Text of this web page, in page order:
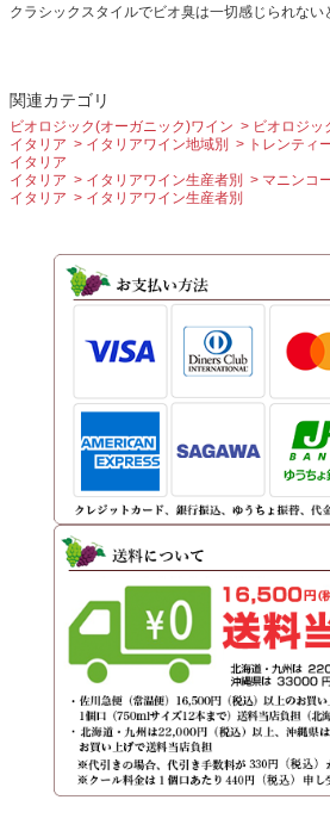
クラシックスタイルでビオ臭は一切感じられない
関連カテゴリ
ビオロジック(オーガニック)ワイン
ビオロジッ
イタリア
イタリアワイン地域別
トレンティ
イタリア
イタリア
イタリアワイン生産者別
マニンコ
イタリア
イタリアワイン生産者別